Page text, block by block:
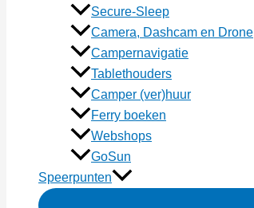
Secure-Sleep
Camera, Dashcam en Drone
Campernavigatie
Tablethouders
Camper (ver)huur
Ferry boeken
Webshops
GoSun
Speerpunten